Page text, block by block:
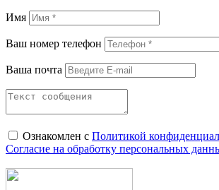
Имя
Ваш номер телефон
Ваша почта
Ознакомлен с Политикой
Согласие на обработку персональных